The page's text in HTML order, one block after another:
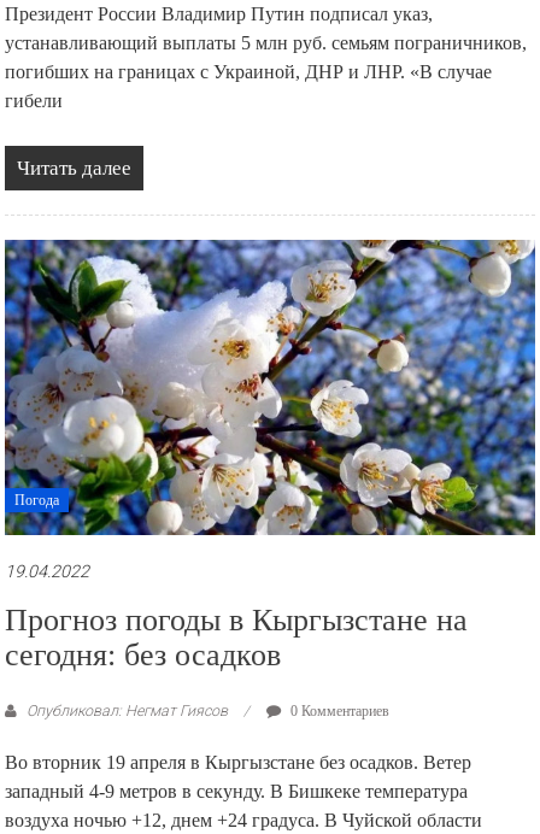
Президент России Владимир Путин подписал указ,
устанавливающий выплаты 5 млн руб. семьям пограничников,
погибших на границах с Украиной, ДНР и ЛНР. «В случае
гибели
Читать далее
Погода
19.04.2022
Прогноз погоды в Кыргызстане на
сегодня: без осадков
Опубликовал: Негмат Гиясов 0 Комментариев
Во вторник 19 апреля в Кыргызстане без осадков. Ветер
западный 4-9 метров в секунду. В Бишкеке температура
воздуха ночью +12, днем +24 градуса. В Чуйской области